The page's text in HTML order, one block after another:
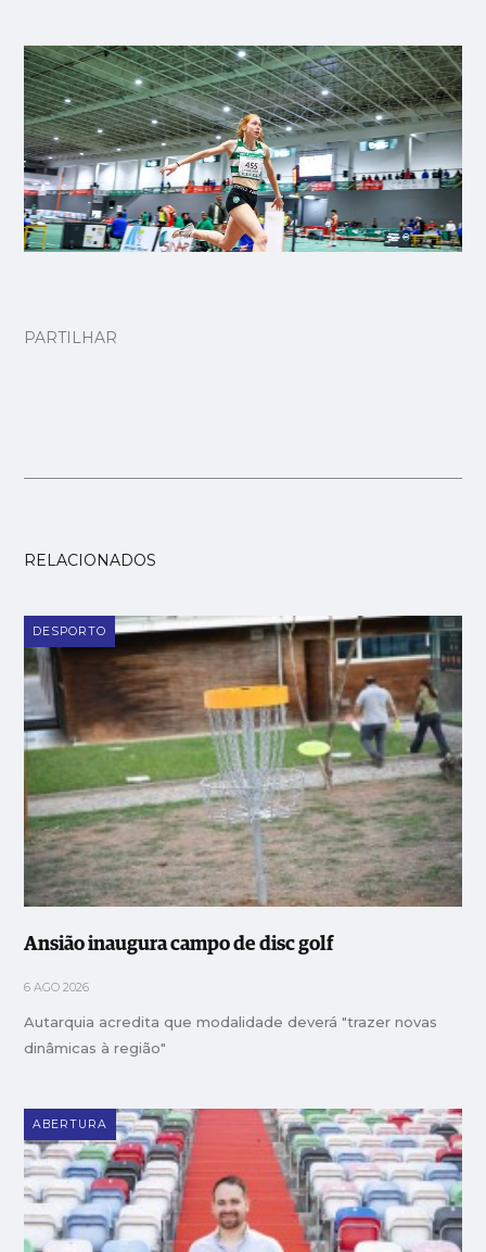
PARTILHAR
RELACIONADOS
DESPORTO
Ansião inaugura campo de disc golf
6 AGO 2026
Autarquia acredita que modalidade deverá "trazer novas
dinâmicas à região"
ABERTURA